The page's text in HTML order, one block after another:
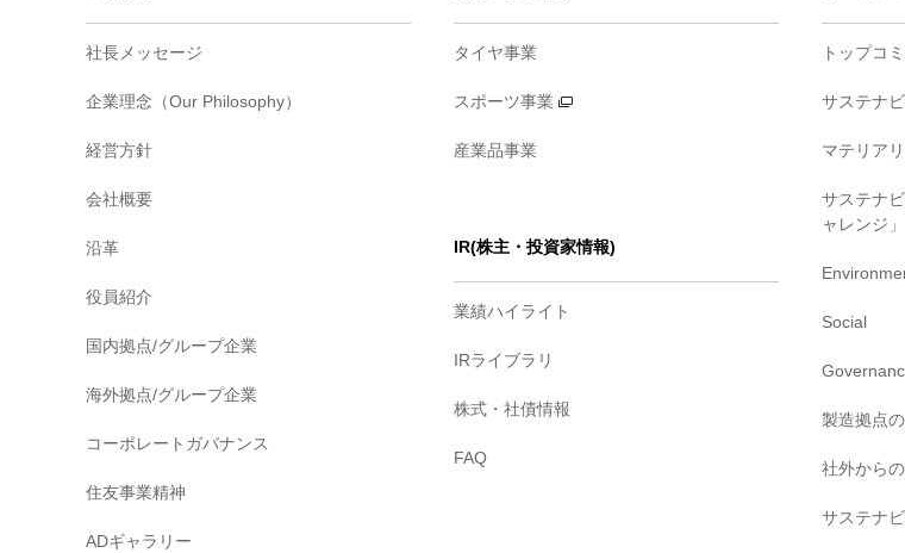
社長メッセージ
企業理念（Our Philosophy）
経営方針
会社概要
沿革
役員紹介
国内拠点/グループ企業
海外拠点/グループ企業
コーポレートガバナンス
住友事業精神
ADギャラリー
タイヤ事業
スポーツ事業
産業品事業
IR(株主・投資家情報)
業績ハイライト
IRライブラリ
株式・社債情報
FAQ
トップコ
サステナ
マテリア
サステナ
ャレンジ」
Social
製造拠点
社外から
サステナ